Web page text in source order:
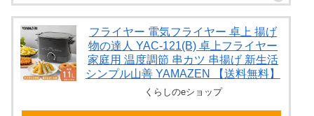
フライヤー 電気フライヤー 卓上 揚げ
物の達人 YAC-121(B) 卓上フライヤー
家庭用 温度調節 串カツ 串揚げ 新生活
シンプル山善 YAMAZEN 【送料無料】
くらしのeショップ